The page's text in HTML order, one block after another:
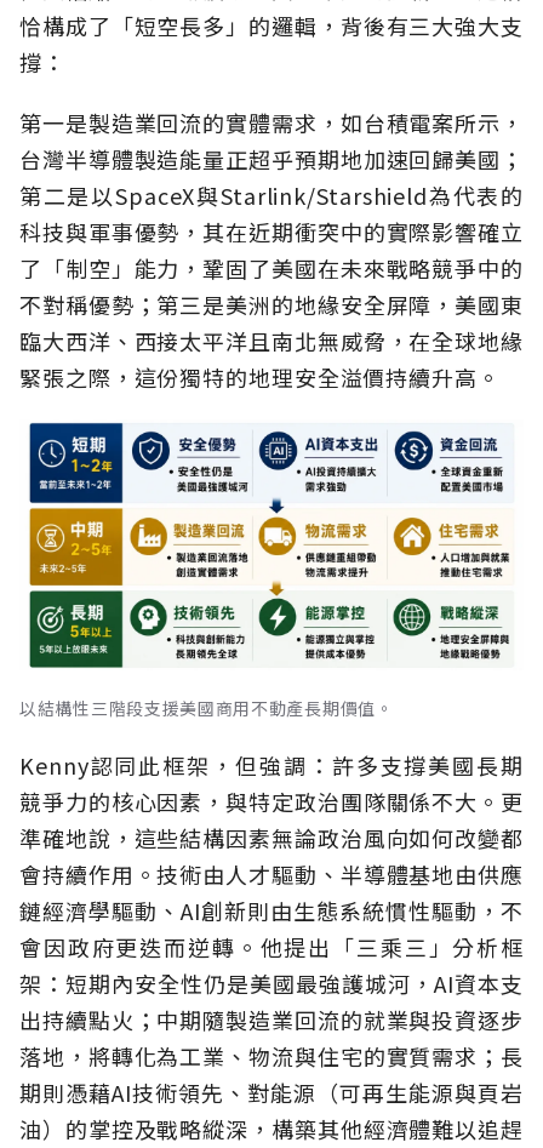
恰構成了「短空長多」的邏輯，背後有三大強大支
撐：
第一是製造業回流的實體需求，如台積電案所示，
台灣半導體製造能量正超乎預期地加速回歸美國；
第二是以SpaceX與Starlink/Starshield為代表的
科技與軍事優勢，其在近期衝突中的實際影響確立
了「制空」能力，鞏固了美國在未來戰略競爭中的
不對稱優勢；第三是美洲的地緣安全屏障，美國東
臨大西洋、西接太平洋且南北無威脅，在全球地緣
緊張之際，這份獨特的地理安全溢價持續升高。
以結構性三階段支援美國商用不動產長期價值。
Kenny認同此框架，但強調：許多支撐美國長期
競爭力的核心因素，與特定政治團隊關係不大。更
準確地說，這些結構因素無論政治風向如何改變都
會持續作用。技術由人才驅動、半導體基地由供應
鏈經濟學驅動、AI創新則由生態系統慣性驅動，不
會因政府更迭而逆轉。他提出「三乘三」分析框
架：短期內安全性仍是美國最強護城河，AI資本支
出持續點火；中期隨製造業回流的就業與投資逐步
落地，將轉化為工業、物流與住宅的實質需求；長
期則憑藉AI技術領先、對能源（可再生能源與頁岩
油）的掌控及戰略縱深，構築其他經濟體難以追趕